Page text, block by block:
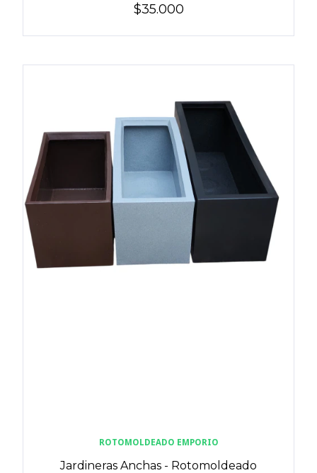
$35.000
ROTOMOLDEADO EMPORIO
Jardineras Anchas - Rotomoldeado